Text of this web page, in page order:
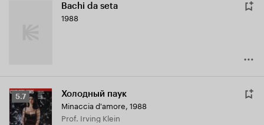
Bachi da seta
1988
Рейтинг
Кинопоиска
5.7
5.7 Холодный паук
Minaccia d'amore, 1988
Prof. Irving Klein